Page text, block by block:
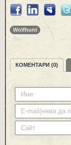
Wolfhunt
КОМЕНТАРИ (0)